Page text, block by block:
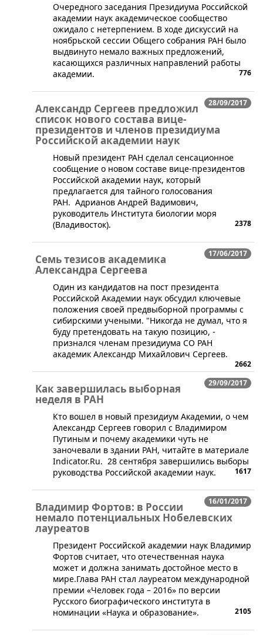
Очередного заседания Президиума Российской
академии наук академическое сообщество
ожидало с нетерпением. В ходе дискуссий на
ноябрьской сессии Общего собрания РАН было
выдвинуто немало важных предложений,
касающихся различных направлений работы
академии.
776
28/09/2017
Александр Сергеев предложил
список нового состава вице-
президентов и членов президиума
Российской академии наук
​​​Новый президент РАН сделал сенсационное
сообщение о новом составе вице-президентов
Российской академии наук, который
предлагается для тайного голосования
РАН. Адрианов Андрей Вадимович,
руководитель Института биологии моря
(Владивосток).
2378
17/06/2017
Семь тезисов академика
Александра Сергеева
​Один из кандидатов на пост президента
Российской Академии наук обсудил ключевые
положения своей предвыборной программы с
сибирскими учеными. "Никогда не думал, что я
буду претендовать на такую позицию, -
признался членам президиума СО РАН
академик Александр Михайлович Сергеев.
2662
29/09/2017
Как завершилась выборная
неделя в РАН
​​Кто вошел в новый президиум Академии, о чем
Александр Сергеев говорил с Владимиром
Путиным и почему академики чуть не
заночевали в здании РАН, читайте в материале
Indicator.Ru. 28 сентября завершились выборы
руководства Российской академии наук.
1617
16/01/2017
Владимир Фортов: в России
немало потенциальных Нобелевских
лауреатов
Президент Российской академии наук Владимир
Фортов считает, что отечественная наука
может и должна занимать достойное место в
мире.Глава РАН стал лауреатом международной
премии «Человек года – 2016» по версии
Русского биографического института в
номинации «Наука и образование».
2105